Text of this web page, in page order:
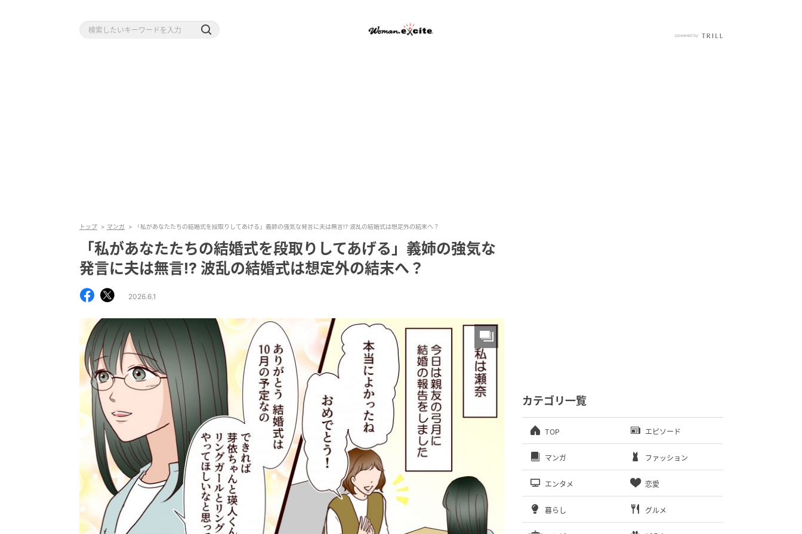
トップ マンガ 「私があなたたちの結婚式を段取りしてあげる」義姉の強気な発言に夫は無言!? 波乱の結婚式は想定外の結末へ？
「私があなたたちの結婚式を段取りしてあげる」義姉の強気な
発言に夫は無言!? 波乱の結婚式は想定外の結末へ？
2026.6.1
カテゴリ一覧
TOP エピソード
マンガ ファッション
エンタメ 恋愛
暮らし グルメ